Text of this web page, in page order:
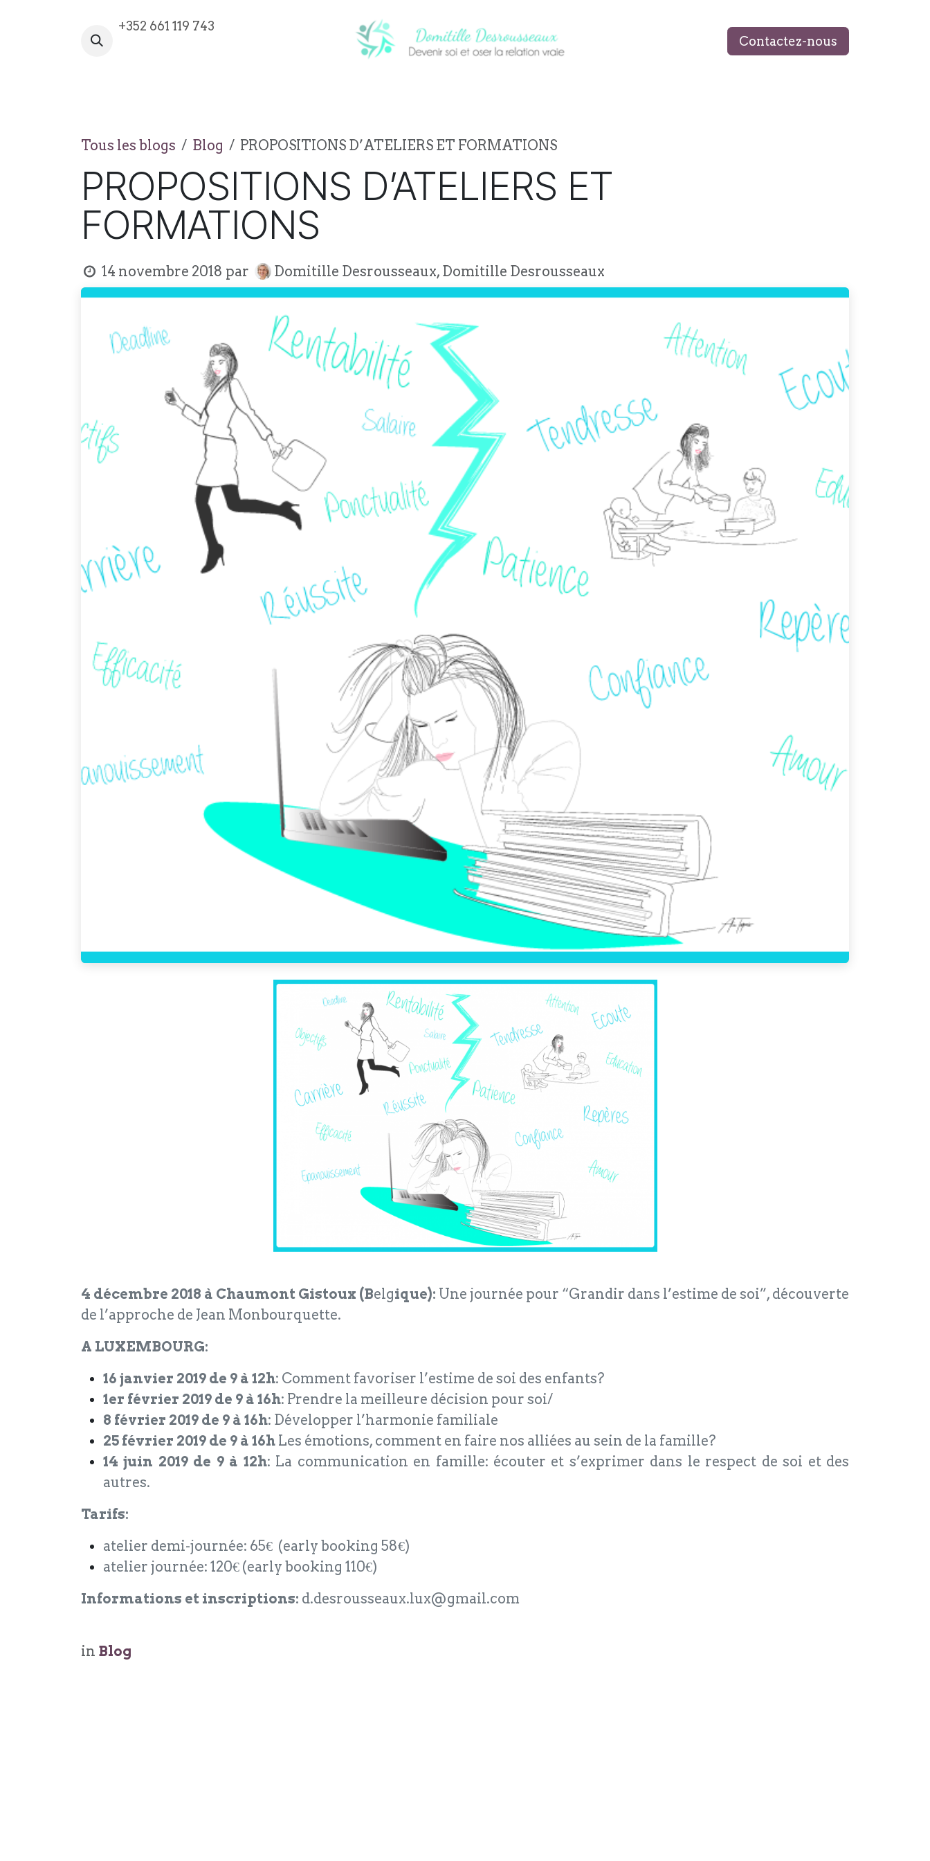
+352 661 119 743
Contactez-nous
Tous les blogs Blog PROPOSITIONS D’ATELIERS ET FORMATIONS
PROPOSITIONS D’ATELIERS ET
FORMATIONS
14 novembre 2018 par Domitille Desrousseaux, Domitille Desrousseaux
4 décembre 2018 à Chaumont Gistoux (Belgique): Une journée pour “Grandir dans l’estime de soi”, découverte
de l’approche de Jean Monbourquette.
A LUXEMBOURG:
16 janvier 2019 de 9 à 12h: Comment favoriser l’estime de soi des enfants?
1er février 2019 de 9 à 16h: Prendre la meilleure décision pour soi/
8 février 2019 de 9 à 16h: Développer l’harmonie familiale
25 février 2019 de 9 à 16h Les émotions, comment en faire nos alliées au sein de la famille?
14 juin 2019 de 9 à 12h: La communication en famille: écouter et s’exprimer dans le respect de soi et des
autres.
Tarifs:
atelier demi-journée: 65€ (early booking 58€)
atelier journée: 120€ (early booking 110€)
Informations et inscriptions: d.desrousseaux.lux@gmail.com
in Blog